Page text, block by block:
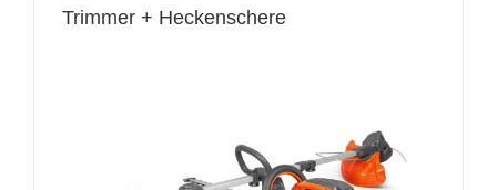
Trimmer + Heckenschere